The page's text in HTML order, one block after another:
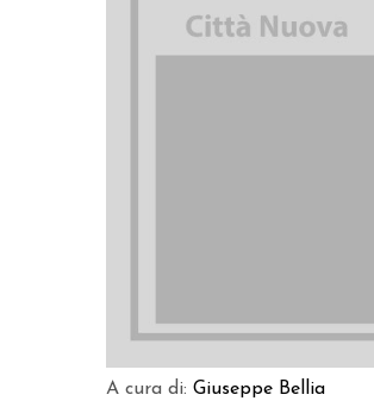
A cura di: Giuseppe Bellia